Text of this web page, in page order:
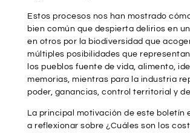
Estos procesos nos han mostrado
bien común que despierta delirios en
en otros por la biodiversidad que
múltiples posibilidades que
los pueblos fuente de vida, alimento,
memorias, mientras para la industria
poder, ganancias, control territorial y
La principal motivación de este boletín
a reflexionar sobre ¿Cuáles son los